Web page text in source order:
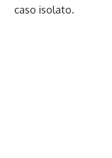
caso isolato.